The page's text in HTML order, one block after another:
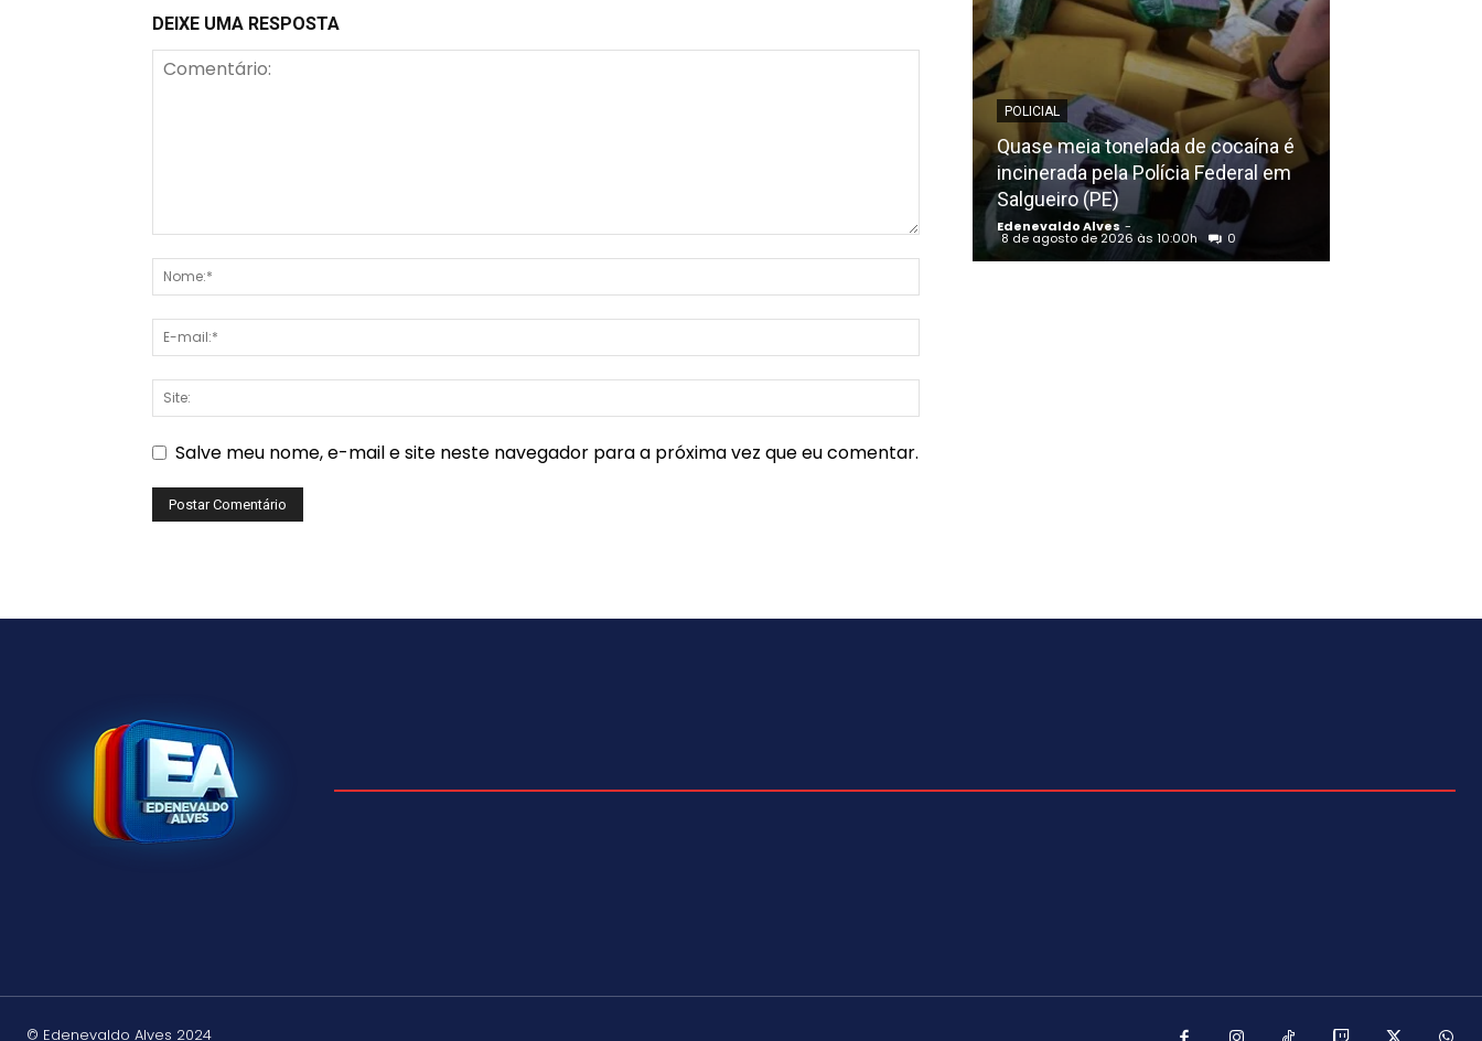
DEIXE UMA RESPOSTA
Salve meu nome, e-mail e site neste navegador para a próxima vez que eu comentar.
POLICIAL
Quase meia tonelada de cocaína é
incinerada pela Polícia Federal em
Salgueiro (PE)
Edenevaldo Alves -
8 de agosto de 2026 às 10:00h 0
© Edenevaldo Alves 2024